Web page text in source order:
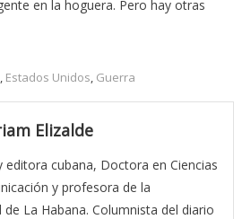
en la hoguera. Pero hay otras
Estados Unidos Guerra
Elizalde
editora cubana, Doctora en Ciencias
y profesora de la
de La Habana. Columnista del diario